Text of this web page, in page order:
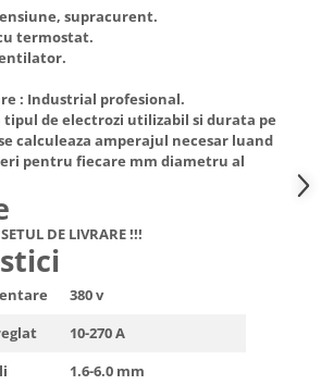
incorporabile
frontale
verticale
cu uscator
supracurent.
termostat.
: Industrial profesional.
tipul de electrozi utilizabil si durata pe
calculeaza amperajul necesar luand
pentru fiecare mm diametru al
DE LIVRARE !!!
380 v
10-270 A
1.6-6.0 mm